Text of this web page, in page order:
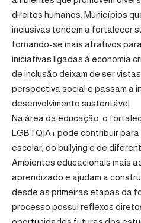
direitos humanos. Municípios
inclusivas tendem a fortalecer
tornando-se mais atrativos
iniciativas ligadas à economia
de inclusão deixam de ser
perspectiva social e passam a
desenvolvimento sustentável.
Na área da educação, o
LGBTQIA+ pode contribuir
escolar, do bullying e de
Ambientes educacionais mais
aprendizado e ajudam a
desde as primeiras etapas da
processo possui reflexos